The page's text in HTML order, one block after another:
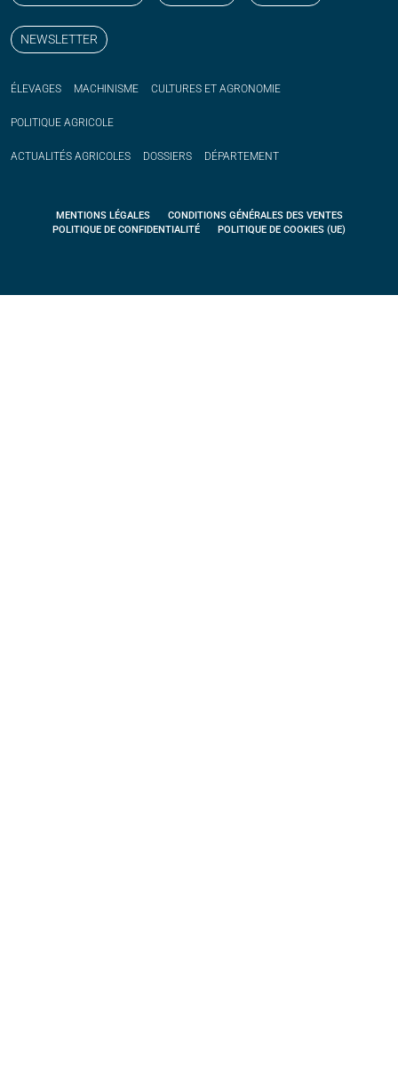
NEWSLETTER
ÉLEVAGES MACHINISME CULTURES ET AGRONOMIE
POLITIQUE AGRICOLE
ACTUALITÉS AGRICOLES DOSSIERS DÉPARTEMENT
MENTIONS LÉGALES
CONDITIONS GÉNÉRALES DES VENTES
POLITIQUE DE CONFIDENTIALITÉ
POLITIQUE DE COOKIES (UE)